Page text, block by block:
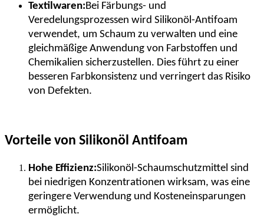
Textilwaren:Bei Färbungs- und
Veredelungsprozessen wird Silikonöl-Antifoam
verwendet, um Schaum zu verwalten und eine
gleichmäßige Anwendung von Farbstoffen und
Chemikalien sicherzustellen. Dies führt zu einer
besseren Farbkonsistenz und verringert das Risiko
von Defekten.
Vorteile von Silikonöl Antifoam
Hohe Effizienz:Silikonöl-Schaumschutzmittel sind
bei niedrigen Konzentrationen wirksam, was eine
geringere Verwendung und Kosteneinsparungen
ermöglicht.